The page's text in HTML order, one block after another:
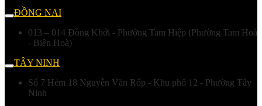
ĐỒNG NAI
013 – 014 Đồng Khởi - Phường Tam Hiệp (Phường Tam Hoà
- Biên Hoà)
TÂY NINH
Số 7 Hẻm 18 Nguyễn Văn Rốp - Khu phố 12 - Phường Tây
Ninh